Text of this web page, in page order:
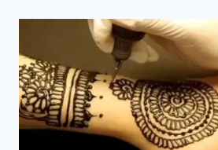
SEMBUH
DARI
LEUKEMIA
SETELAH
2
BULAN
TERAPI
INI